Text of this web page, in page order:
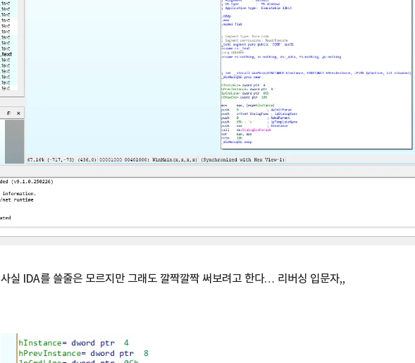
사실 IDA를 쓸줄은 모르지만 그래도 깔짝깔짝 써보려고 한다… 리버싱 입문자,,